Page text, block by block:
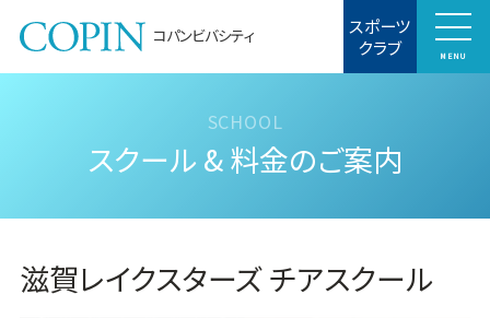
コパンビバシティ スポーツ
クラブ MENU
スクール & 料金のご案内
滋賀レイクスターズ チアスクール